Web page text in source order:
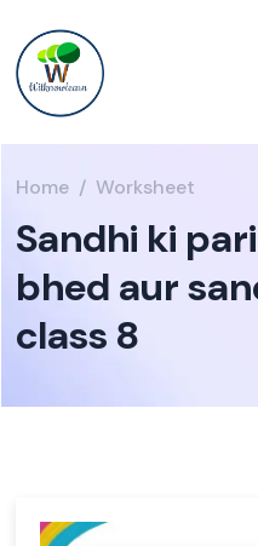
Home Worksheet
Sandhi ki
bhed aur
class 8